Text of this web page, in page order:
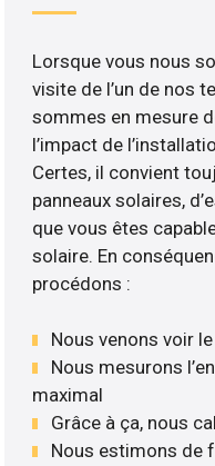
Lorsque vous nous
visite de l’un de nos
sommes en mesure
l’impact de
Certes, il convient
panneaux solaires,
que vous êtes
solaire. En
procédons :
Nous venons voir
Nous mesurons
maximal
Grâce à ça, nous
Nous estimons de